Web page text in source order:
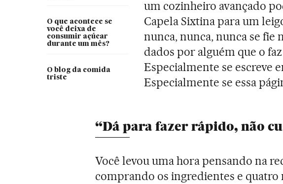
O que acontece se
você deixa de
consumir açúcar
durante um mês?
O blog da comida
triste
um cozinheiro avançado
Capela Sixtina para um
nunca, nunca, nunca se fie
dados por alguém que o
Especialmente se escreve
Especialmente se essa
“Dá para fazer rápido, não
Você levou uma hora pensando na
comprando os ingredientes e quatro